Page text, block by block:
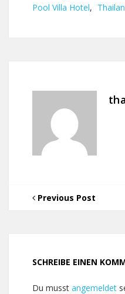
Pool Villa Hotel,
Previous Post
SCHREIBE EINEN
Du musst angemeldet